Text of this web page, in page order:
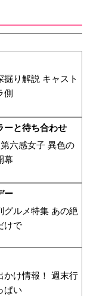
り解説 キャスト
側
ーと待ち合わせ
六感女子 異色の
幕
ー
グルメ特集 あの絶
けで
かけ情報！ 週末行
ぱい